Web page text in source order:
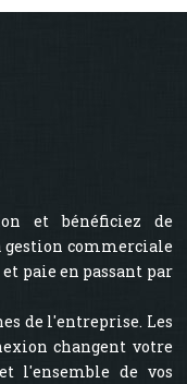
et bénéficiez de
gestion commerciale
paie en passant par
de l'entreprise. Les
changent votre
l'ensemble de vos